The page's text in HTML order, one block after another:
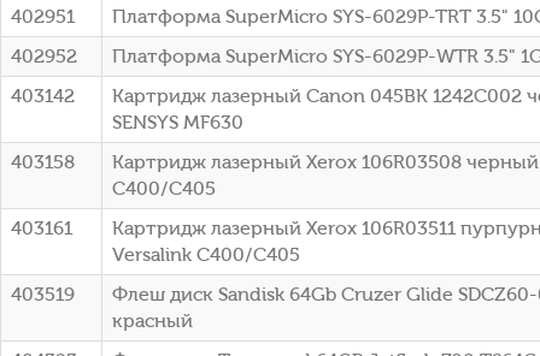
402951
Платформа SuperMicro SYS-6029P-TRT 3.5"
402952
Платформа SuperMicro SYS-6029P-WTR 3.5"
403142
Картридж лазерный Canon 045BK 1242C002
SENSYS MF630
403158
Картридж лазерный Xerox 106R03508 черный
C400/C405
403161
Картридж лазерный Xerox 106R03511
Versalink C400/C405
403519
Флеш диск Sandisk 64Gb Cruzer Glide
красный